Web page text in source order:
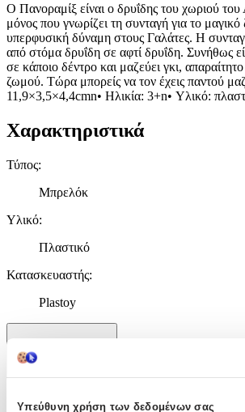
Υπεύθυνη χρήση των δεδομένων σας
Ο Πανοραμίξ είναι ο δρυΐδης του χωριού του
μόνος που γνωρίζει τη συνταγή για το μαγικό
υπερφυσική δύναμη στους Γαλάτες. Η
από στόμα δρυΐδη σε αφτί δρυΐδη. Συνήθως
σε κάποιο δέντρο και μαζεύει γκι,
ζωμού. Τώρα μπορείς να τον έχεις παντού
11,9×3,5×4,4cmn• Ηλικία: 3+n• Υλικό:
Χαρακτηριστικά
Τύπος:
Μπρελόκ
Υλικό:
Πλαστικό
Κατασκευαστής:
Plastoy
Χαρακτηριστικά